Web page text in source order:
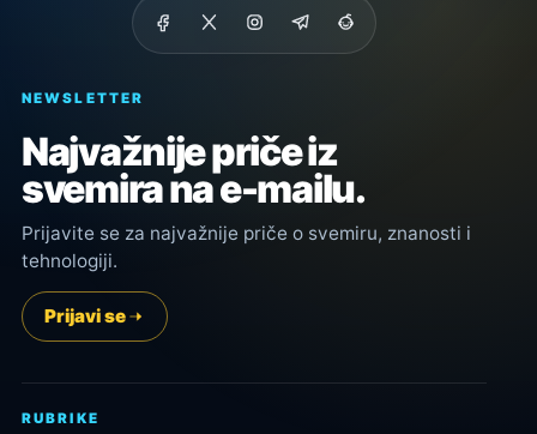
NEWSLETTER
Najvažnije priče iz
svemira na e-mailu.
Prijavite se za najvažnije priče o svemiru, znanosti i
tehnologiji.
Prijavi se
RUBRIKE